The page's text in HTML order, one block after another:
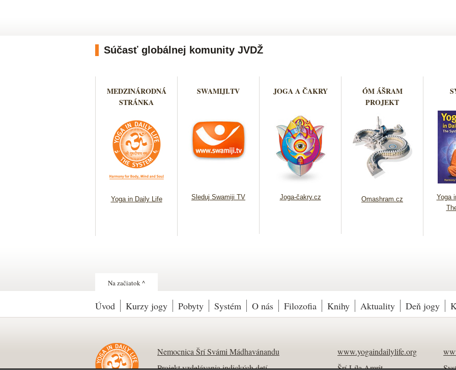
Súčasť globálnej komunity JVDŽ
MEDZINÁRODNÁ
STRÁNKA
Yoga in Daily Life
SWAMIJI.TV
Sleduj Swamiji TV
JOGA A ČAKRY
Joga-čakry.cz
ÓM ÁŠRAM
PROJEKT
Omashram.cz
Yoga
Na začiatok ^
Úvod Kurzy jogy Pobyty Systém O nás Filozofia Knihy Aktuality Deň jogy
Nemocnica Šrí Svámi Mádhavánandu www.yogaindailylife.org
Projekt vzdelávania indických detí
Šrí Líla Amrit